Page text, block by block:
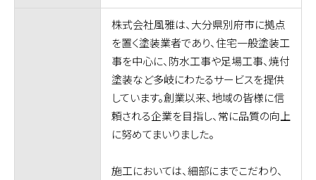
株式会社風雅は、大分県別府市に拠点
を置く塗装業者であり、住宅一般塗装工
事を中心に、防水工事や足場工事、焼付
塗装など多岐にわたるサービスを提供
しています。創業以来、地域の皆様に信
頼される企業を目指し、常に品質の向上
に努めてまいりました。
施工においては、細部にまでこだわり、